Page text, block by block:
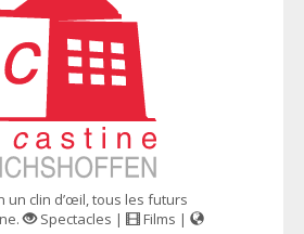
un clin d’œil, tous les futurs
Spectacles |
Films |